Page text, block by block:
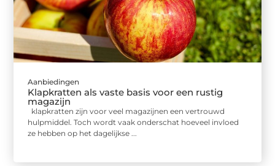
Aanbiedingen
Klapkratten als vaste basis voor een rustig
magazijn
klapkratten zijn voor veel magazijnen een vertrouwd
hulpmiddel. Toch wordt vaak onderschat hoeveel invloed
ze hebben op het dagelijkse ...